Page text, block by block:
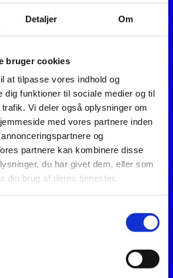
Detaljer Om
bruger cookies
at tilpasse vores indhold og
dig funktioner til sociale medier og til
Vi deler også oplysninger om
med vores partnere inden
og
partnere kan kombinere disse
du har givet dem, eller som
din brug af deres tjenester.